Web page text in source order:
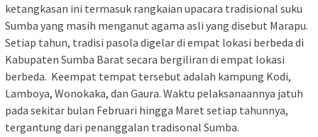
ketangkasan ini termasuk rangkaian upacara tradisional suku
Sumba yang masih menganut agama asli yang disebut Marapu.
Setiap tahun, tradisi pasola digelar di empat lokasi berbeda di
Kabupaten Sumba Barat secara bergiliran di empat lokasi
berbeda. Keempat tempat tersebut adalah kampung Kodi,
Lamboya, Wonokaka, dan Gaura. Waktu pelaksanaannya jatuh
pada sekitar bulan Februari hingga Maret setiap tahunnya,
tergantung dari penanggalan tradisonal Sumba.